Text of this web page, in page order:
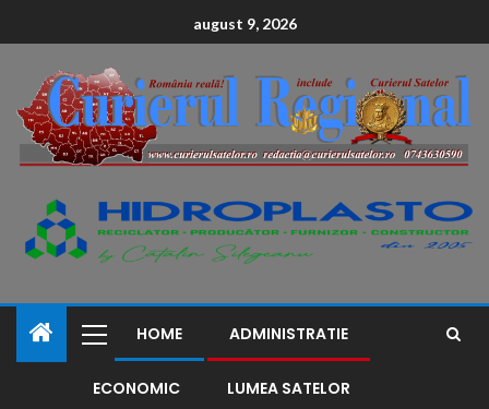
august 9, 2026
HOME ADMINISTRATIE
ECONOMIC LUMEA SATELOR